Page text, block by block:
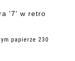
'7' w retro
papierze 230